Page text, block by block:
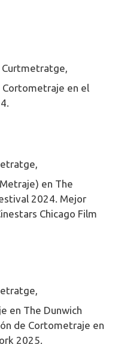
Curtmetratge,
Cortometraje en el
en The
2024. Mejor
Chicago Film
en The Dunwich
de Cortometraje en
2025.